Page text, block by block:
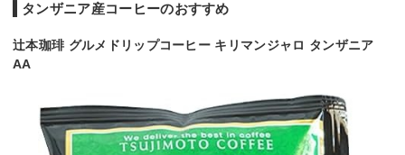
タンザニア産コーヒーのおすすめ
辻本珈琲 グルメドリップコーヒー キリマンジャロ タンザニア
AA